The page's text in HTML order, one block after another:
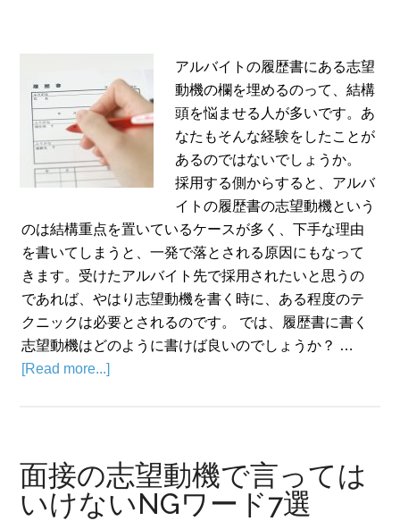
アルバイトの履歴書にある志望
動機の欄を埋めるのって、結構
頭を悩ませる人が多いです。あ
なたもそんな経験をしたことが
あるのではないでしょうか。
採用する側からすると、アルバ
イトの履歴書の志望動機という
のは結構重点を置いているケースが多く、下手な理由
を書いてしまうと、一発で落とされる原因にもなって
きます。受けたアルバイト先で採用されたいと思うの
であれば、やはり志望動機を書く時に、ある程度のテ
クニックは必要とされるのです。 では、履歴書に書く
志望動機はどのように書けば良いのでしょうか？ …
[Read more...]
面接の志望動機で言っては
いけないNGワード7選